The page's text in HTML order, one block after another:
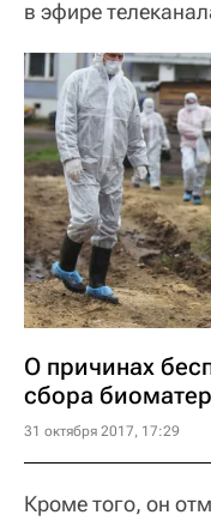
в эфире
О причинах
сбора
31 октября 2017, 17:29
Кроме того, он